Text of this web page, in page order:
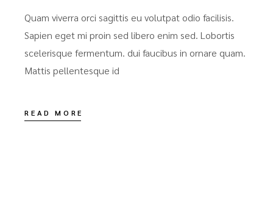
Quam viverra orci sagittis eu volutpat odio facilisis.
Sapien eget mi proin sed libero enim sed. Lobortis
scelerisque fermentum. dui faucibus in ornare quam.
Mattis pellentesque id
READ MORE